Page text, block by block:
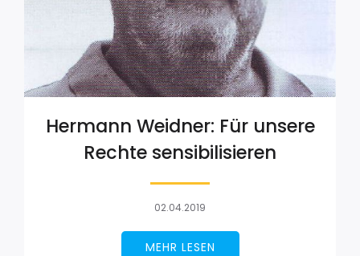
Hermann Weidner: Für unsere
Rechte sensibilisieren
02.04.2019
MEHR LESEN